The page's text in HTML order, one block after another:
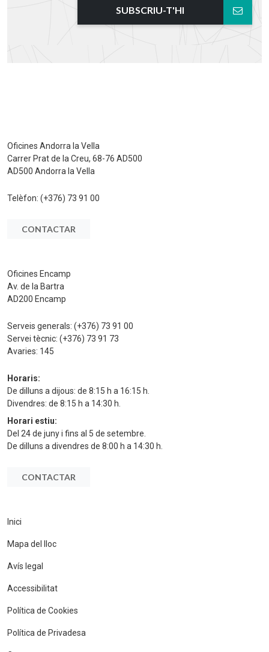
SUBSCRIU-T'HI
Oficines Andorra la Vella
Carrer Prat de la Creu, 68-76 AD500
AD500 Andorra la Vella
Telèfon: (+376) 73 91 00
CONTACTAR
Oficines Encamp
Av. de la Bartra
AD200 Encamp
Serveis generals: (+376) 73 91 00
Servei tècnic: (+376) 73 91 73
Avaries: 145
Horaris:
De dilluns a dijous: de 8:15 h a 16:15 h.
Divendres: de 8:15 h a 14:30 h.
Horari estiu:
Del 24 de juny i fins al 5 de setembre.
De dilluns a divendres de 8:00 h a 14:30 h.
CONTACTAR
Inici
Mapa del lloc
Avís legal
Accessibilitat
Política de Cookies
Política de Privadesa